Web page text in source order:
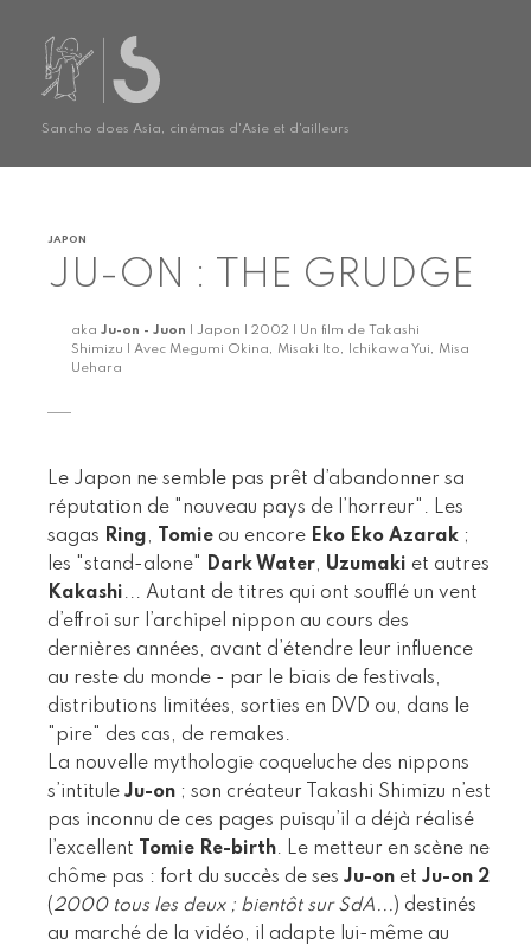
Sancho does Asia, cinémas d'Asie et d'ailleurs
JAPON
JU-ON : THE GRUDGE
aka Ju-on - Juon | Japon | 2002 | Un film de Takashi
Shimizu | Avec Megumi Okina, Misaki Ito, Ichikawa Yui, Misa
Uehara
Le Japon ne semble pas prêt d’abandonner sa
réputation de "nouveau pays de l’horreur". Les
sagas Ring, Tomie ou encore Eko Eko Azarak ;
les "stand-alone"
Dark Water, Uzumaki et autres
Kakashi... Autant de titres qui ont soufflé un vent
d’effroi sur l’archipel nippon au cours des
dernières années, avant d’étendre leur influence
au reste du monde - par le biais de festivals,
distributions limitées, sorties en DVD ou, dans le
"pire" des cas, de remakes.
La nouvelle mythologie coqueluche des nippons
s’intitule Ju-on ; son créateur Takashi Shimizu n’est
pas inconnu de ces pages puisqu’il a déjà réalisé
l’excellent
Tomie Re-birth. Le metteur en scène ne
chôme pas : fort du succès de ses Ju-on et Ju-on 2
(2000 tous les deux ; bientôt sur SdA...) destinés
au marché de la vidéo, il adapte lui-même au